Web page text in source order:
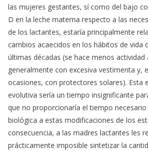
las mujeres gestantes, sí como del bajo
D en la leche materna respecto a las
de los lactantes, estaría principalmente
cambios acaecidos en los hábitos de vida
últimas décadas (se hace menos actividad
generalmente con excesiva vestimenta y,
ocasiones, con protectores solares). Esta
evolutiva sería un tiempo insignificante
que no proporcionaría el tiempo
biológica a estas modificaciones de los
consecuencia, a las madres lactantes les
prácticamente imposible sintetizar la